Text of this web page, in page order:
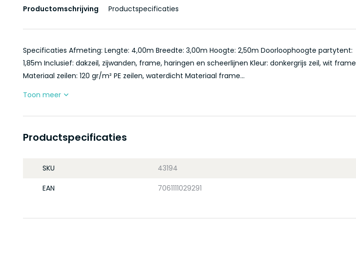
Productomschrijving Productspecificaties
Specificaties Afmeting: Lengte: 4,00m Breedte: 3,00m Hoogte: 2,50m Doorloophoogte partytent:
1,85m Inclusief: dakzeil, zijwanden, frame, haringen en scheerlijnen Kleur: donkergrijs zeil, wit frame
Materiaal zeilen: 120 gr/m² PE zeilen, waterdicht Materiaal frame...
Toon meer
Productspecificaties
SKU 43194
EAN 7061111029291